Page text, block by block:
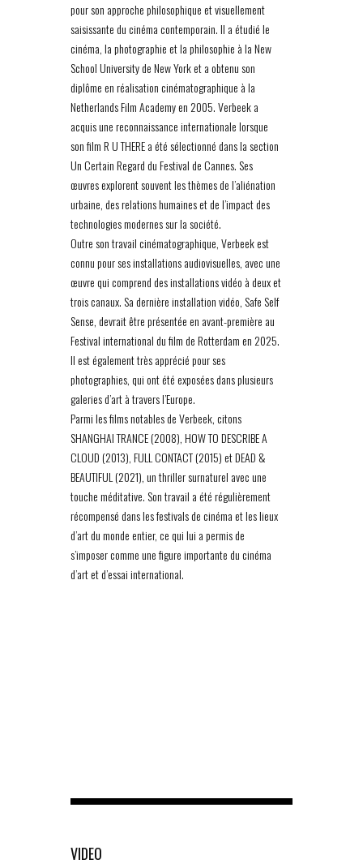
pour son approche philosophique et visuellement
saisissante du cinéma contemporain. Il a étudié le
cinéma, la photographie et la philosophie à la New
School University de New York et a obtenu son
diplôme en réalisation cinématographique à la
Netherlands Film Academy en 2005. Verbeek a
acquis une reconnaissance internationale lorsque
son film R U THERE a été sélectionné dans la section
Un Certain Regard du Festival de Cannes. Ses
œuvres explorent souvent les thèmes de l’aliénation
urbaine, des relations humaines et de l’impact des
technologies modernes sur la société.
Outre son travail cinématographique, Verbeek est
connu pour ses installations audiovisuelles, avec une
œuvre qui comprend des installations vidéo à deux et
trois canaux. Sa dernière installation vidéo, Safe Self
Sense, devrait être présentée en avant-première au
Festival international du film de Rotterdam en 2025.
Il est également très apprécié pour ses
photographies, qui ont été exposées dans plusieurs
galeries d’art à travers l’Europe.
Parmi les films notables de Verbeek, citons
SHANGHAI TRANCE (2008), HOW TO DESCRIBE A
CLOUD (2013), FULL CONTACT (2015) et DEAD &
BEAUTIFUL (2021), un thriller surnaturel avec une
touche méditative. Son travail a été régulièrement
récompensé dans les festivals de cinéma et les lieux
d’art du monde entier, ce qui lui a permis de
s’imposer comme une figure importante du cinéma
d’art et d’essai international.
VIDEO